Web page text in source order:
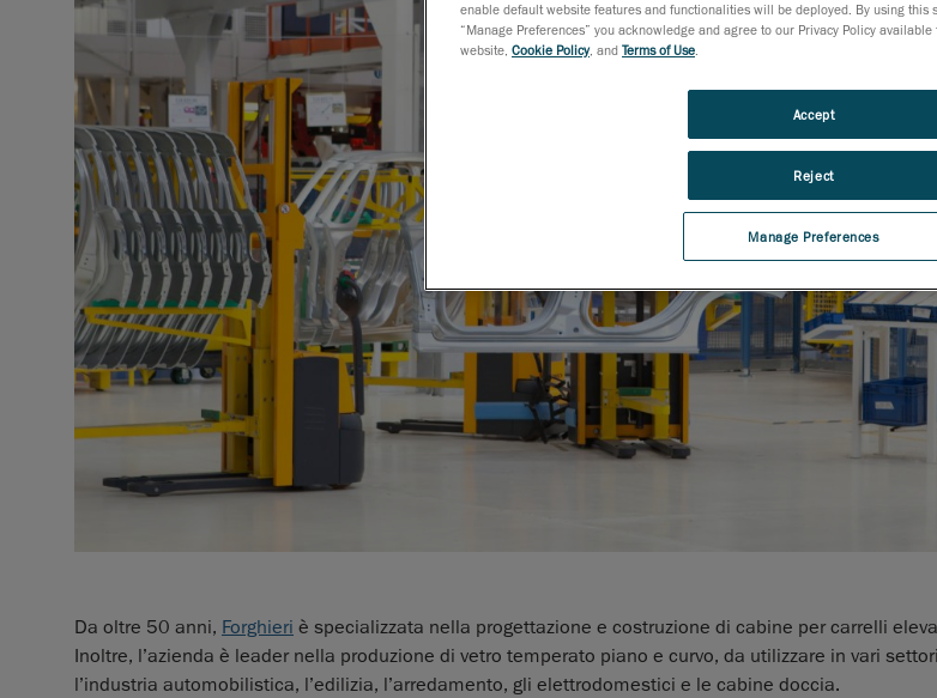
Da oltre 50 anni, Forghieri è specializzata nella progettazione e costruzione di cabine per carrelli
Inoltre, l’azienda è leader nella produzione di vetro temperato piano e curvo, da utilizzare in vari
l’industria automobilistica, l’edilizia, l’arredamento, gli elettrodomestici e le cabine doccia.
enable default website features and functionalities will be deployed. By using this
“Manage Preferences” you acknowledge and agree to our Privacy Policy
website, Cookie Policy, and Terms of Use
Manage Preferences
Reject
Accept